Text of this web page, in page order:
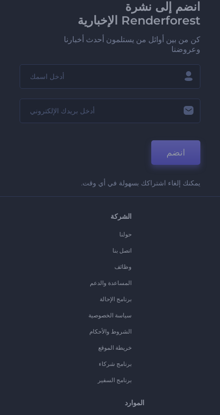
انضم إلى نشرة
Renderforest الإخبارية
كن من بين أوائل من يستلمون أحدث أخبارنا
وعروضنا
انضم
يمكنك إلغاء اشتراكك بسهولة في أي وقت.
الشركة
حولنا
اتصل بنا
وظائف
المساعدة والدعم
برنامج الإحالة
سياسة الخصوصية
الشروط والأحكام
خريطة الموقع
برنامج شركاء
برنامج السفير
الموارد